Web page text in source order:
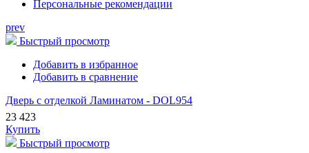
Персональные рекомендации
prev
Быстрый просмотр
Добавить в избранное
Добавить в сравнение
Дверь с отделкой Ламинатом - DOL954
23 423
Купить
Быстрый просмотр